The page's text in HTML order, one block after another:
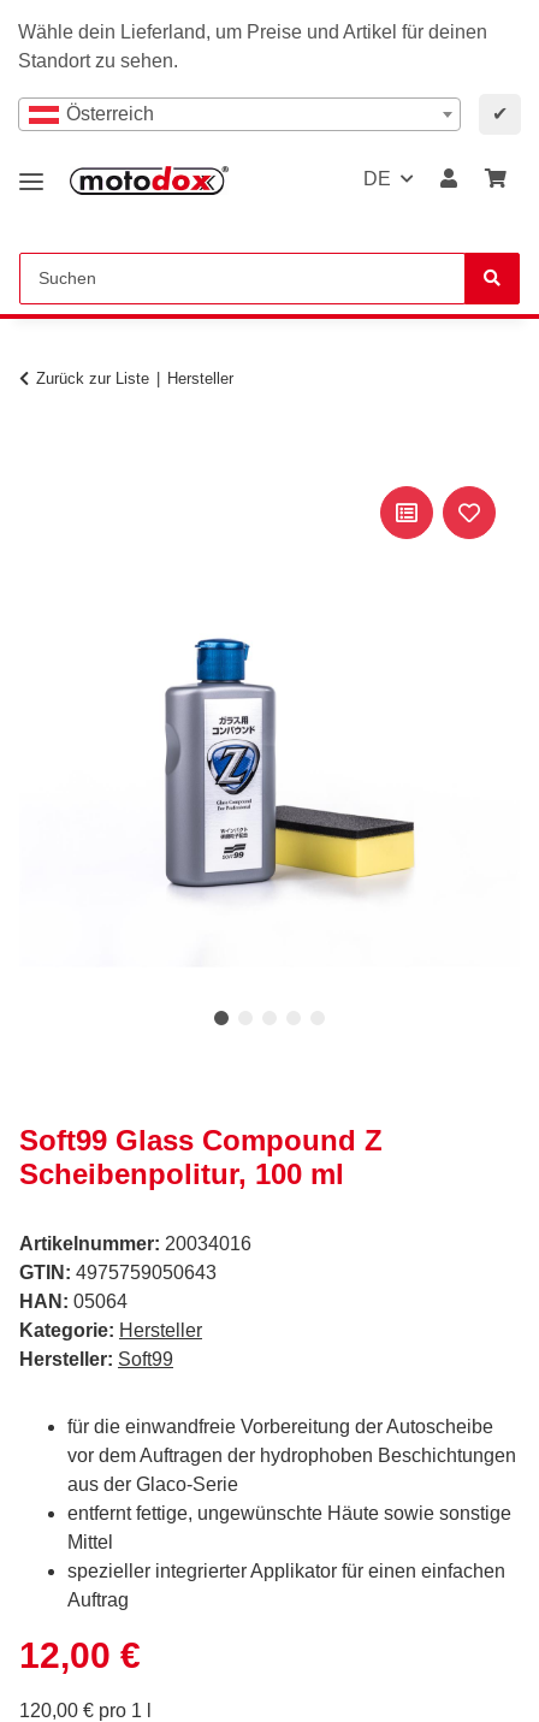
Wähle dein Lieferland, um Preise und Artikel für deinen
Standort zu sehen.
Österreich ✔
DE
Zurück zur Liste Hersteller
Soft99 Glass Compound Z
Scheibenpolitur, 100 ml
Artikelnummer: 20034016
GTIN: 4975759050643
HAN: 05064
Kategorie: Hersteller
Hersteller: Soft99
für die einwandfreie Vorbereitung der Autoscheibe
vor dem Auftragen der hydrophoben Beschichtungen
aus der Glaco-Serie
entfernt fettige, ungewünschte Häute sowie sonstige
Mittel
spezieller integrierter Applikator für einen einfachen
Auftrag
12,00 €
120,00 € pro 1 l